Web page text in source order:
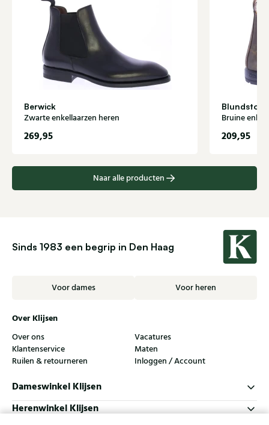
Berwick
Zwarte enkellaarzen heren
269,95
Blundstone
Bruine
209,95
Naar alle producten
Sinds 1983 een begrip in Den Haag
Voor dames Voor heren
Over Klijsen
Over ons
Vacatures
Klantenservice
Maten
Ruilen & retourneren
Inloggen / Account
Dameswinkel Klijsen
Herenwinkel Klijsen